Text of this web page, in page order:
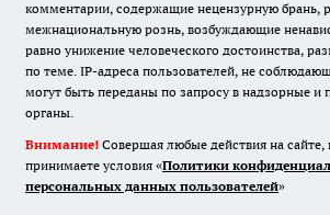
комментарии, содержащие нецензурную брань,
межнациональную рознь, возбуждающие
равно унижение человеческого достоинства,
по теме. IP-адреса пользователей, не
могут быть переданы по запросу в надзорные и
органы.
Внимание! Совершая любые действия на сайте,
принимаете условия «Политики
персональных данных пользователей»